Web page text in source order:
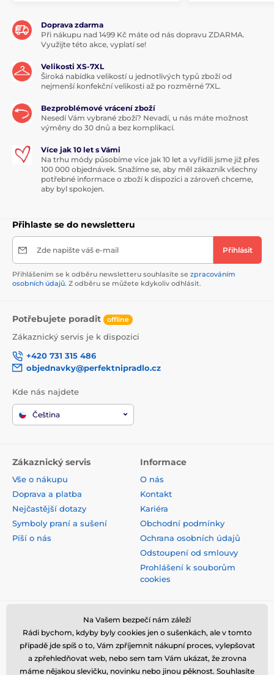
Doprava zdarma
Při nákupu nad 1499 Kč máte od nás dopravu ZDARMA.
Využijte této akce, vyplatí se!
Velikosti XS-7XL
Široká nabídka velikostí u jednotlivých typů zboží od
nejmenší konfekční velikosti až po rozměrné 7XL.
Bezproblémové vrácení zboží
Nesedí Vám vybrané zboží? Nevadí, u nás máte možnost
výměny do 30 dnů a bez komplikací.
Více jak 10 let s Vámi
Na trhu módy působíme více jak 10 let a vyřídili jsme již přes
100 000 objednávek. Snažíme se, aby měl zákazník všechny
potřebné informace o zboží k dispozici a zároveň chceme,
aby byl spokojen.
Přihlaste se do newsletteru
Zde napište váš e-mail Přihlásit
Přihlášením se k odběru newsletteru souhlasíte se zpracováním
osobních údajů. Z odběru se můžete kdykoliv odhlásit.
Potřebujete poradit offline
Zákaznický servis je k dispozici
+420 731 315 486
objednavky@perfektnipradlo.cz
Kde nás najdete
Čeština
Zákaznický servis
Vše o nákupu
Doprava a platba
Nejčastější dotazy
Symboly praní a sušení
Píší o nás
Informace
O nás
Kontakt
Kariéra
Obchodní podmínky
Ochrana osobních údajů
Odstoupení od smlouvy
Prohlášení k souborům
cookies
Bezpečná platba kartou
Na Vašem bezpečí nám záleží
Rádi bychom, kdyby byly cookies jen o sušenkách, ale v tomto
případě jde spíš o to, Vám zpříjemnit nákupní proces, vylepšovat
a zpřehledňovat web, nebo sem tam Vám ukázat, že zrovna
máme nějakou slevičku, novinku nebo jinou pěknost. Souhlasíte